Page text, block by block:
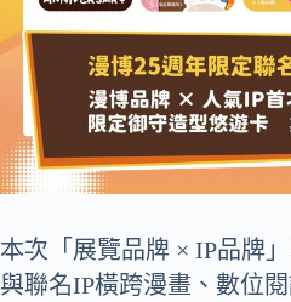
本次「展覽品牌 × IP品牌
與聯名IP橫跨漫畫、數位